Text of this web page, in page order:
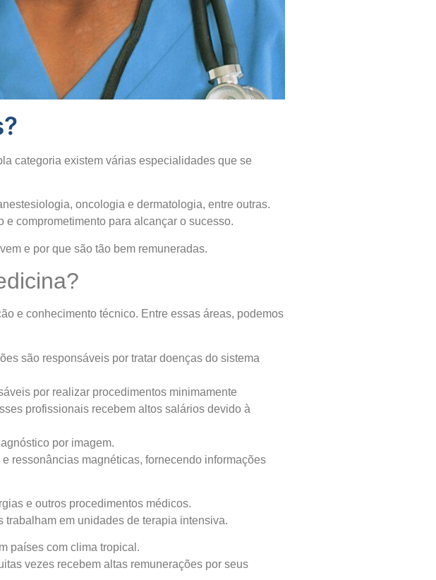
categoria existem várias especialidades que se
oncologia e dermatologia, entre outras.
comprometimento para alcançar o sucesso.
e por que são tão bem remuneradas.
e conhecimento técnico. Entre essas áreas, podemos
são responsáveis por tratar doenças do sistema
por realizar procedimentos minimamente
profissionais recebem altos salários devido à
por imagem.
ressonâncias magnéticas, fornecendo informações
e outros procedimentos médicos.
em unidades de terapia intensiva.
países com clima tropical.
vezes recebem altas remunerações por seus